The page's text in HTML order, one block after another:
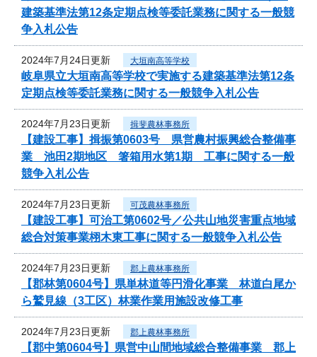
建築基準法第12条定期点検等委託業務に関する一般競
争入札公告
2024年7月24日更新 大垣南高等学校
岐阜県立大垣南高等学校で実施する建築基準法第12条
定期点検等委託業務に関する一般競争入札公告
2024年7月23日更新 揖斐農林事務所
【建設工事】揖振第0603号 県営農村振興総合整備事
業 池田2期地区 箸箱用水第1期 工事に関する一般
競争入札公告
2024年7月23日更新 可茂農林事務所
【建設工事】可治工第0602号／公共山地災害重点地域
総合対策事業栩木東工事に関する一般競争入札公告
2024年7月23日更新 郡上農林事務所
【郡林第0604号】県単林道等円滑化事業 林道白尾か
ら鷲見線（3工区）林業作業用施設改修工事
2024年7月23日更新 郡上農林事務所
【郡中第0604号】県営中山間地域総合整備事業 郡上